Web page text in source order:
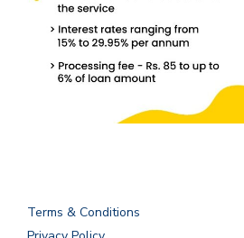
Terms & Conditions